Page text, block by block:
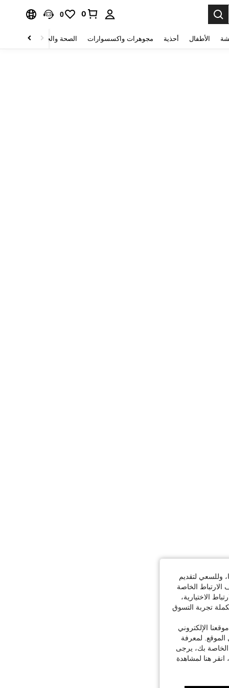
0
0
الأطفال أحذية مجوهرات واكسسوارات الصحة والجمال
وللسعي لتقديم
الخاصة
الاختيارية،
تجربة التسوق
الإلكتروني
لمعرفة
الخاصة بك، يرجى
انقر هنا لمشاهدة